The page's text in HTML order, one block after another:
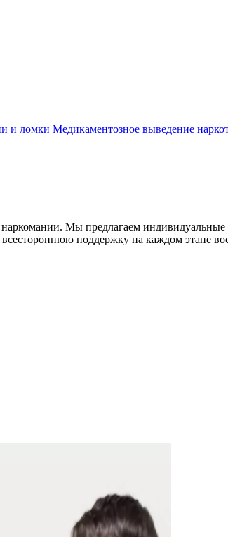
и ломки Медикаментозное выведение
наркомании. Мы предлагаем
поддержку на каждом этапе